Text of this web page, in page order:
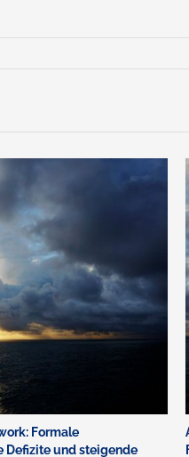
Formale
Defizite und steigende